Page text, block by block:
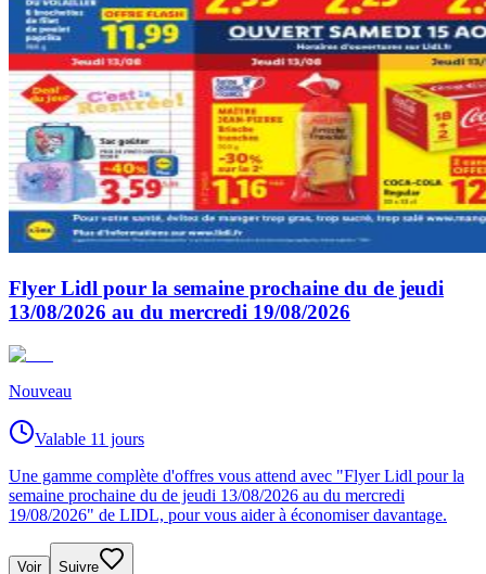
Flyer Lidl pour la semaine prochaine du de jeudi
13/08/2026 au du mercredi 19/08/2026
Nouveau
Valable 11 jours
Une gamme complète d'offres vous attend avec "Flyer Lidl pour la
semaine prochaine du de jeudi 13/08/2026 au du mercredi
19/08/2026" de LIDL, pour vous aider à économiser davantage.
Voir Suivre